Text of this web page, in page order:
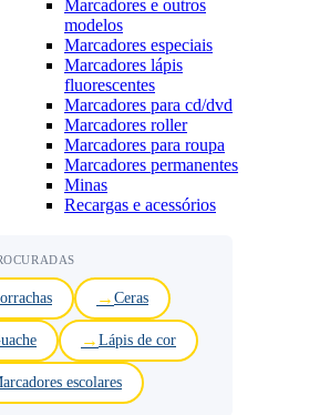
Marcadores e outros
modelos
Marcadores especiais
Marcadores lápis
fluorescentes
Marcadores para cd/dvd
Marcadores roller
Marcadores para roupa
Marcadores permanentes
Minas
Recargas e acessórios
Ceras
Lápis de cor
escolares